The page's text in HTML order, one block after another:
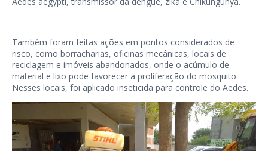
Também foram feitas ações em pontos considerados de
risco, como borracharias, oficinas mecânicas, locais de
reciclagem e imóveis abandonados, onde o acúmulo de
material e lixo pode favorecer a proliferação do mosquito.
Nesses locais, foi aplicado inseticida para controle do Aedes.